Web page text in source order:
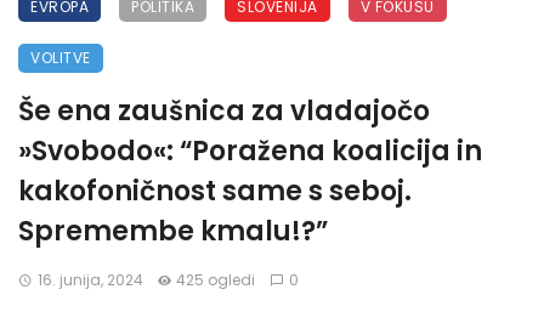
EVROPA POLITIKA SLOVENIJA V FOKUSU
VOLITVE
Še ena zaušnica za vladajočo
»Svobodo«: “Poražena koalicija in
kakofoničnost same s seboj.
Spremembe kmalu!?”
16. junija, 2024 425 ogledi 0